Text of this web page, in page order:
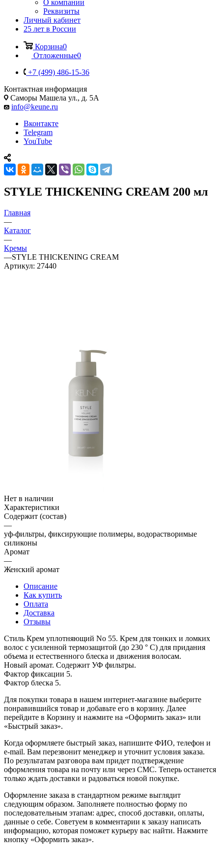
О компании
Реквизиты
Личный кабинет
25 лет в России
Корзина0
Отложенные0
+7 (499) 486-15-36
Контактная информация
Саморы Машела ул., д. 5А
info@keune.ru
Вконтакте
Telegram
YouTube
STYLE THICKENING CREAM 200 мл
Главная
—
Каталог
—
Кремы
—STYLE THICKENING CREAM
Артикул: 27440
Нет в наличии
Характеристики
Содержит (состав)
—
уф-фильтры, фиксирующие полимеры, водорастворимые
силиконы
Аромат
—
Женский аромат
Описание
Как купить
Оплата
Доставка
Отзывы
Стиль Крем уплотняющий No 55. Крем для тонких и ломких
волос с усиленной термозащитой (до 230 ° C) для придания
объема и естественного блеска и движения волосам.
Новый аромат. Содержит УФ фильтры.
Фактор фиксации 5.
Фактор блеска 5.
Для покупки товара в нашем интернет-магазине выберите
понравившийся товар и добавьте его в корзину. Далее
перейдите в Корзину и нажмите на «Оформить заказ» или
«Быстрый заказ».
Когда оформляете быстрый заказ, напишите ФИО, телефон и
e-mail. Вам перезвонит менеджер и уточнит условия заказа.
По результатам разговора вам придет подтверждение
оформления товара на почту или через СМС. Теперь останется
только ждать доставки и радоваться новой покупке.
Оформление заказа в стандартном режиме выглядит
следующим образом. Заполняете полностью форму по
последовательным этапам: адрес, способ доставки, оплаты,
данные о себе. Советуем в комментарии к заказу написать
информацию, которая поможет курьеру вас найти. Нажмите
кнопку «Оформить заказ».